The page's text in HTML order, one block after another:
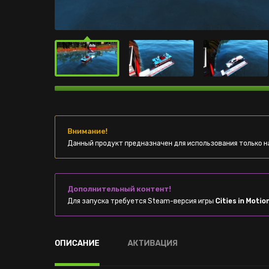
Внимание!
Данный продукт предназначен для использования только
Дополнительный контент!
Для запуска требуется Steam-версия игры Cities in
ОПИСАНИЕ АКТИВАЦИЯ